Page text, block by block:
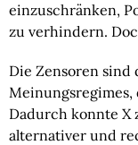
einzuschränken,
zu verhindern.
Die Zensoren sind
Meinungsregimes,
Dadurch konnte X
alternativer und